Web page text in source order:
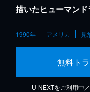
描いたヒューマンド
1990年 アメリカ 見
無料ト
U-NEXTをご利用中